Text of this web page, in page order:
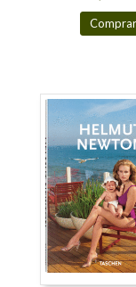
Comprar